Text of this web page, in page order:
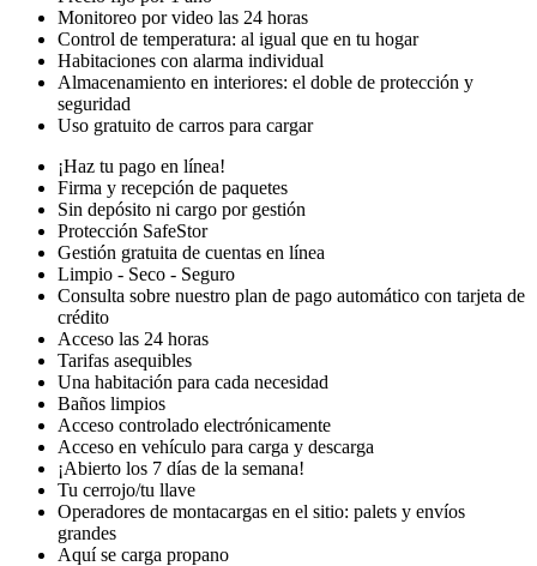
Monitoreo por video las 24 horas
Control de temperatura: al igual que en tu hogar
Habitaciones con alarma individual
Almacenamiento en interiores: el doble de protección y
seguridad
Uso gratuito de carros para cargar
¡Haz tu pago en línea!
Firma y recepción de paquetes
Sin depósito ni cargo por gestión
Protección SafeStor
Gestión gratuita de cuentas en línea
Limpio - Seco - Seguro
Consulta sobre nuestro plan de pago automático con tarjeta de
crédito
Acceso las 24 horas
Tarifas asequibles
Una habitación para cada necesidad
Baños limpios
Acceso controlado electrónicamente
Acceso en vehículo para carga y descarga
¡Abierto los 7 días de la semana!
Tu cerrojo/tu llave
Operadores de montacargas en el sitio: palets y envíos
grandes
Aquí se carga propano